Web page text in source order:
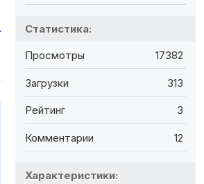
Статистика:
Просмотры 17382
Загрузки 313
Рейтинг 3
Комментарии 12
Характеристики: